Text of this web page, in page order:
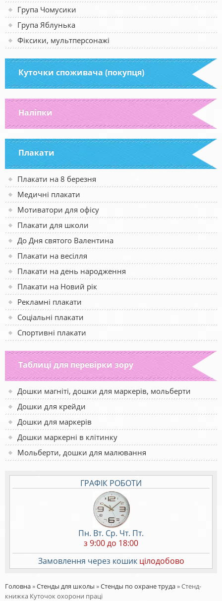
Група Чомусики
Група Яблунька
Фіксики, мультперсонажі
Куточки споживача (покупця)
Наліпки
Плакати
Плакати на 8 березня
Медичні плакати
Мотиватори для офісу
Плакати для школи
До Дня святого Валентина
Плакати на весілля
Плакати на день народження
Плакати на Новий рік
Рекламні плакати
Соціальні плакати
Спортивні плакати
Таблиці для перевірки зору
Дошки магніті, дошки для маркерів, мольберти
Дошки для крейди
Дошки для маркерів
Дошки маркерні в клітинку
Мольберти, дошки для малювання
ГРАФІК РОБОТИ
Пн. Вт. Ср. Чт. Пт.
з 9:00 до 18:00
Замовлення через кошик цілодобово
Головна»Стенды для школы »Стенды по охране труда»Стенд-
книжка Куточок охорони праці